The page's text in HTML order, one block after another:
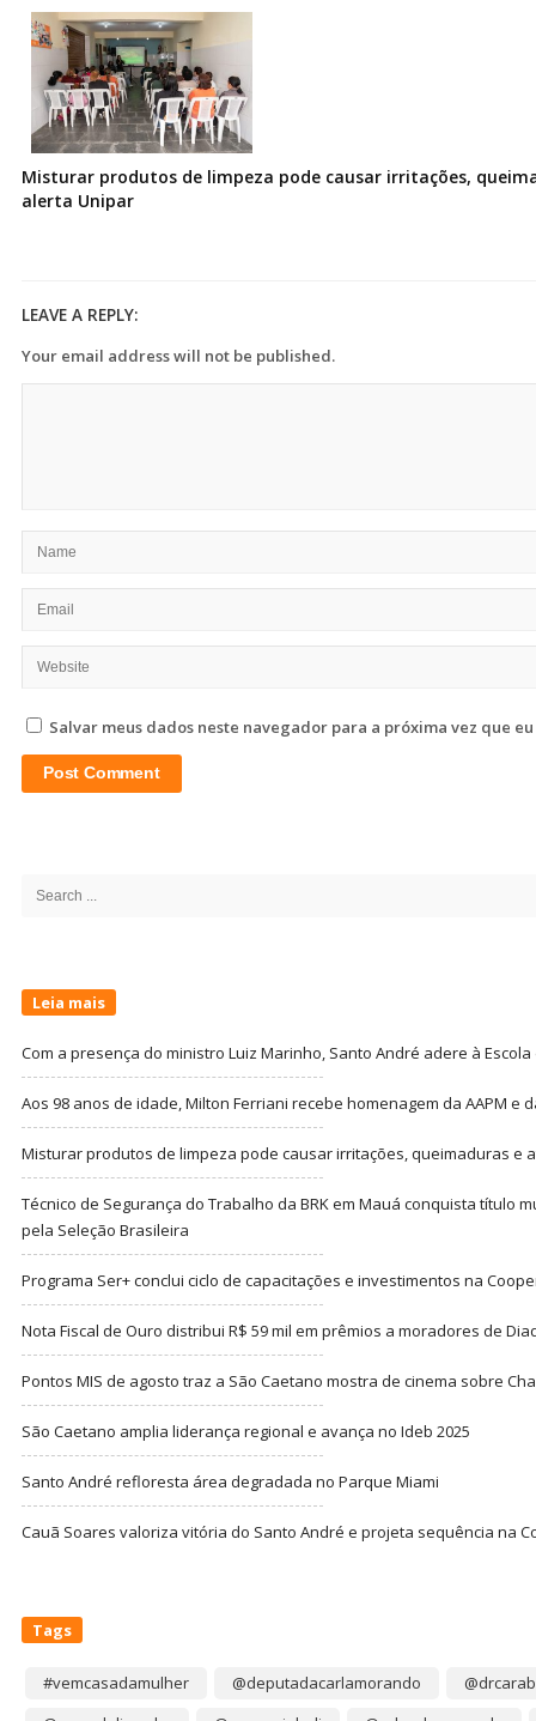
Misturar produtos de limpeza pode causar irritações,
alerta Unipar
LEAVE A REPLY:
Your email address will not be published.
Salvar meus dados neste navegador para a próxima vez que
Search
Leia mais
Com a presença do ministro Luiz Marinho, Santo André adere à
Aos 98 anos de idade, Milton Ferriani recebe homenagem da AAPM e
Misturar produtos de limpeza pode causar irritações, queimaduras e
Técnico de Segurança do Trabalho da BRK em Mauá conquista título
pela Seleção Brasileira
Programa Ser+ conclui ciclo de capacitações e investimentos na
Nota Fiscal de Ouro distribui R$ 59 mil em prêmios a moradores de
Pontos MIS de agosto traz a São Caetano mostra de cinema sobre
São Caetano amplia liderança regional e avança no Ideb 2025
Santo André refloresta área degradada no Parque Miami
Cauã Soares valoriza vitória do Santo André e projeta sequência na
Tags
#vemcasadamulher @deputadacarlamorando